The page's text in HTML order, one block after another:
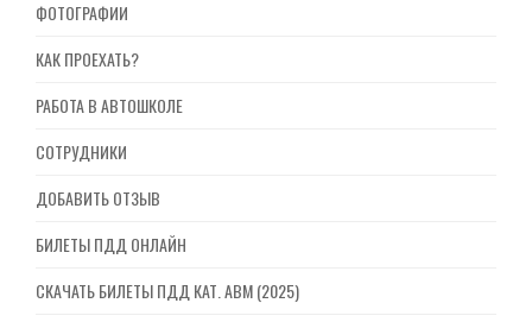
ФОТОГРАФИИ
КАК ПРОЕХАТЬ?
РАБОТА В АВТОШКОЛЕ
СОТРУДНИКИ
ДОБАВИТЬ ОТЗЫВ
БИЛЕТЫ ПДД ОНЛАЙН
СКАЧАТЬ БИЛЕТЫ ПДД КАТ. ABM (2025)